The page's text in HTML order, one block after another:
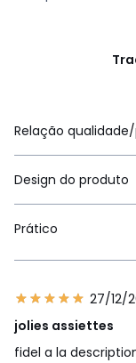
Relação
Design do produto
Prático
27/12/
jolies assiettes
fidel a la